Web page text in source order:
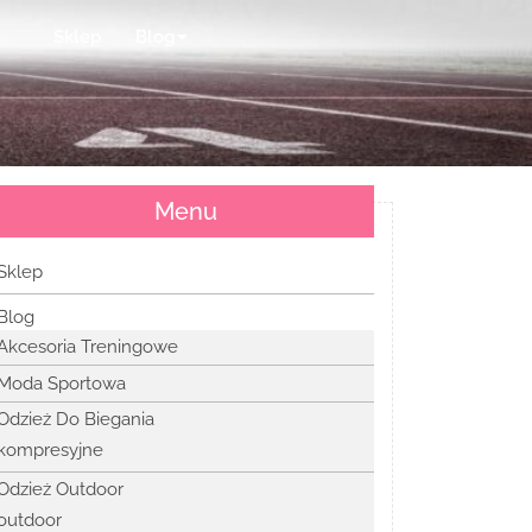
Menu
Treningowe
Sportowa
Do Biegania
Outdoor